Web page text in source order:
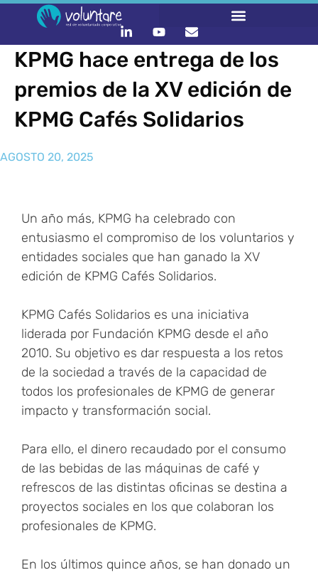
KPMG hace entrega de los
premios de la XV edición de
KPMG Cafés Solidarios
AGOSTO 20, 2025
Un año más, KPMG ha celebrado con
entusiasmo el compromiso de los voluntarios y
entidades sociales que han ganado la XV
edición de KPMG Cafés Solidarios.
KPMG Cafés Solidarios es una iniciativa
liderada por Fundación KPMG desde el año
2010. Su objetivo es dar respuesta a los retos
de la sociedad a través de la capacidad de
todos los profesionales de KPMG de generar
impacto y transformación social.
Para ello, el dinero recaudado por el consumo
de las bebidas de las máquinas de café y
refrescos de las distintas oficinas se destina a
proyectos sociales en los que colaboran los
profesionales de KPMG.
En los últimos quince años, se han donado un